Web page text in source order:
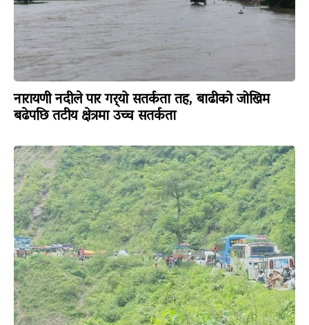
नारायणी नदीले पार गर्‍यो सतर्कता तह, बाढीको जोखिम
बढेपछि तटीय क्षेत्रमा उच्च सतर्कता